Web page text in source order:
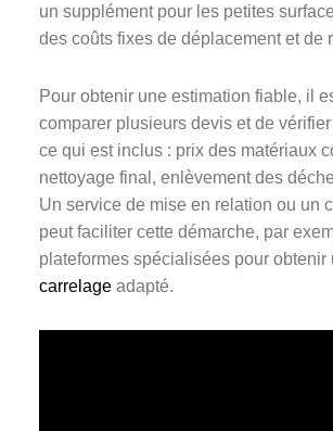
un supplément pour les petites
des coûts fixes de déplacement et de
Pour obtenir une estimation fiable, il
comparer plusieurs devis et de
ce qui est inclus : prix des matériaux
nettoyage final, enlèvement des
Un service de mise en relation ou un
peut faciliter cette démarche, par
plateformes spécialisées pour obtenir
carrelage adapté.